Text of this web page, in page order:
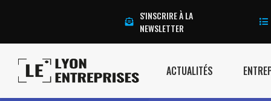
S'INSCRIRE À LA
NEWSLETTER
ACTUALITÉS